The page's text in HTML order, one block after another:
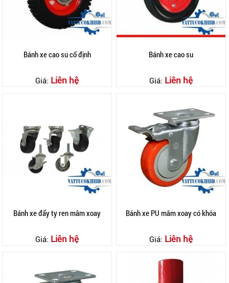
Bánh xe cao su cố định
Giá: Liên hệ
Bánh xe cao su
Giá: Liên hệ
Bánh xe đẩy ty ren mâm xoay
Giá: Liên hệ
Bánh xe PU mâm xoay có khóa
Giá: Liên hệ